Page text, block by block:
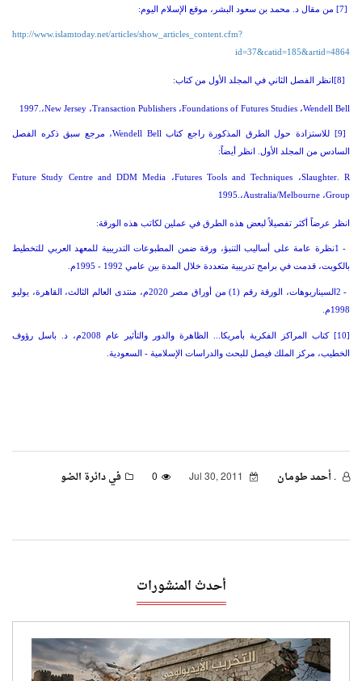
[7] من مقال د. محمد بن سعود البشر، موقع الإسلام اليوم:
http://www.islamtoday.net/articles/show articles content.cfm?
id=37&catid=185&artid=4864
[8] انظر الفصل الثاني في المجلد الأول من كتاب:
Wendell Bell، Foundations of Futures Studies، Transaction Publishers، New Jersey، 1997.
[9] للاستزادة حول الطرق المذكورة راجع كتاب Wendell Bell،
مرجع سبق ذكره الفصل
السادس من المجلد الأول. انظر أيضاً:
R
.
Slaughter، Futures Tools and Techniques،
Future Study Centre and DDM Media
Group، Melbourne
/
Australia، 1995.
انظر عرضاً أكثر تفصيلاً لبعض هذه الطرق في عملين لكاتب هذه الورقة:
1 -نظرة عامة على أساليب التنبؤ، ورقة ضمن المطبوعات التدريبية للمعهد العربي للتخطيط
بالكويت، قدمت في برامج تدريبية متعددة خلال المدة بين عامي 1992 - 1995م
.
2 - السيناريوهات، الورقة رقم (1) من أوراق مصر 2020م، منتدى العالم الثالث،
القاهرة، يوليو
1998م
[10]
كتاب المراكز الفكرية بأمريكا... الظاهرة والدور والتأثير عام 2008م، د. باسل رؤوف
الخطيب، مركز الملك فيصل للبحث والدراسات الإسلامية - السعودية
. أحمد طومـان 0 في دائرة الضو
أحدث المنشورات